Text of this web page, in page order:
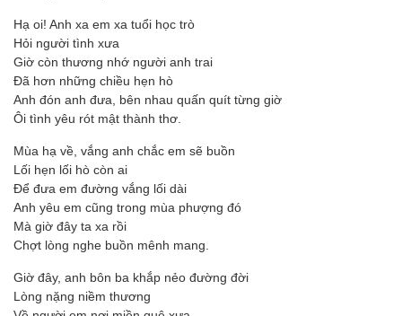
Hạ oi! Anh xa em xa tuổi học trò
Hỏi người tình xưa
Giờ còn thương nhớ người anh trai
Ðã hơn những chiều hẹn hò
Anh đón anh đưa, bên nhau quấn quít từng giờ
Ôi tình yêu rót mật thành thơ.
Mùa hạ về, vắng anh chắc em sẽ buồn
Lối hẹn lối hò còn ai
Ðể đưa em đường vắng lối dài
Anh yêu em cũng trong mùa phượng đó
Mà giờ đây ta xa rồi
Chợt lòng nghe buồn mênh mang.
Giờ đây, anh bôn ba khắp nẻo đường đời
Lòng nặng niềm thương